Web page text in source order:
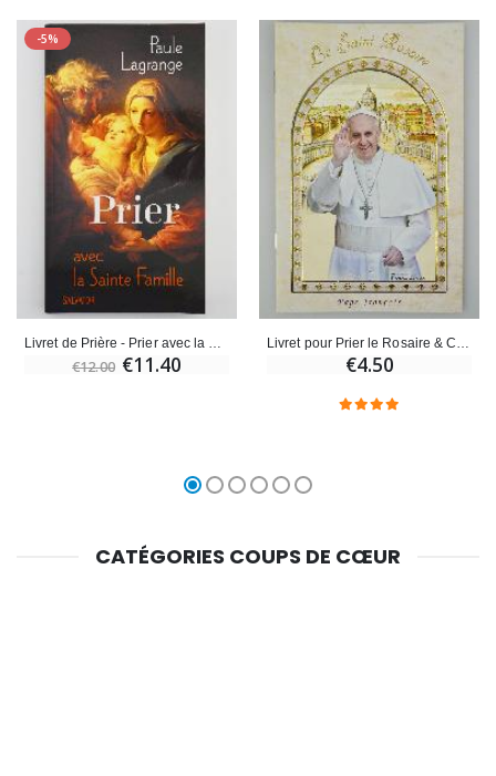
-5%
€12.00 €11.40 €4.50
CATÉGORIES COUPS DE CŒUR